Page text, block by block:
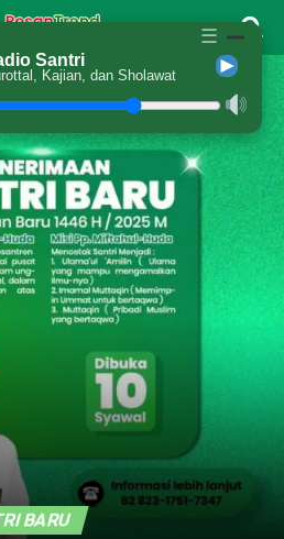
BARU
☰
Santri
Kajian, dan Sholawat